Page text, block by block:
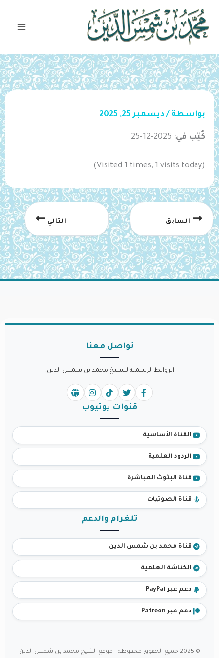
تخطي
المحتوى
بواسطة /ديسمبر 25, 2025
كُتِب في: 2025-12-25
(Visited 1 times, 1 visits today)
السابق التالي
تواصل معنا
الروابط الرسمية للشيخ محمد بن شمس الدين.
قنوات يوتيوب
القناة الأساسية
الردود العلمية
قناة البثوث المباشرة
قناة الصوتيات
تلغرام والدعم
قناة محمد بن شمس الدين
الكناشة العلمية
دعم عبر PayPal
دعم عبر Patreon
© 2025 جميع الحقوق محفوظة - موقع الشيخ محمد بن شمس الدين